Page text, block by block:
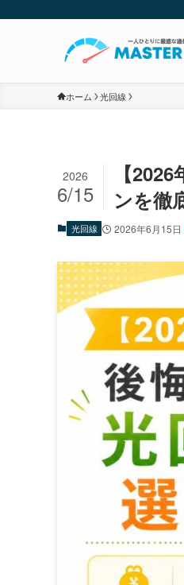
ホーム 光回線
【
ンを徹
2026
6/15
光回線 2026年6月15日